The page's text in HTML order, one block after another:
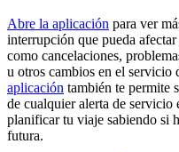
Abre la aplicación para ver
interrupción que pueda
como cancelaciones,
u otros cambios en el servicio
aplicación también te permite
de cualquier alerta de servicio
planificar tu viaje sabiendo si
futura.